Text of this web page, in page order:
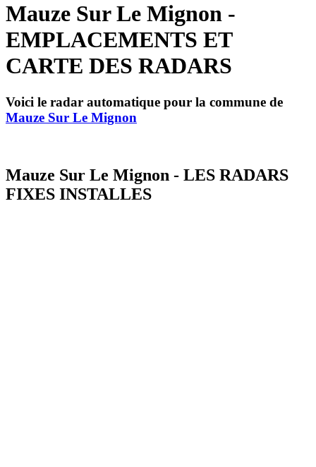
Mauze Sur Le Mignon -
EMPLACEMENTS ET
CARTE DES RADARS
Voici le radar automatique pour la commune de
Mauze Sur Le Mignon
Mauze Sur Le Mignon - LES RADARS
FIXES INSTALLES